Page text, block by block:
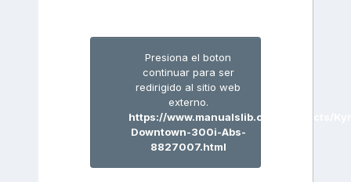
Presiona el boton
continuar para ser
redirigido al sitio web
externo.
https://www.manualslib.com/products/
Downtown-300i-Abs-
8827007.html